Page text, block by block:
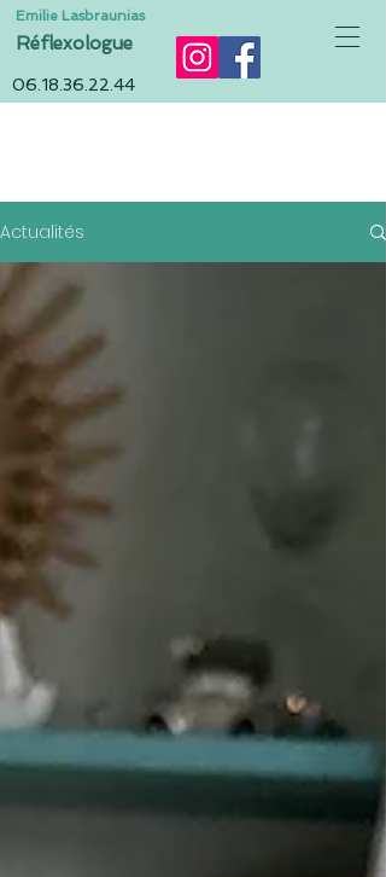
Réflexologue
Emilie Lasbraunias
06.18.36.22.44
Actualités